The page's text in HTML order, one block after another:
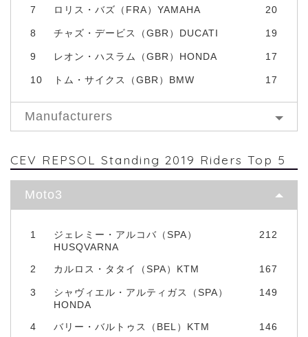
7 ロリス・バズ（FRA）YAMAHA 20
8 チャズ・デービス（GBR）DUCATI 19
9 レオン・ハスラム（GBR）HONDA 17
10 トム・サイクス（GBR）BMW 17
Manufacturers
CEV REPSOL Standing 2019 Riders Top 5
Moto3
1
ジェレミー・アルコバ（SPA）
HUSQVARNA
212
2 カルロス・タタイ（SPA）KTM 167
3
シャヴィエル・アルティガス（SPA）
HONDA
149
4 バリー・バルトゥス（BEL）KTM 146